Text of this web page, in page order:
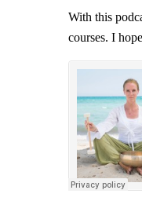
With this
courses. I